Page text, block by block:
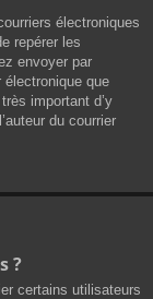
électroniques
repérer les
envoyer par
électronique que
important d’y
du courrier
?
certains utilisateurs